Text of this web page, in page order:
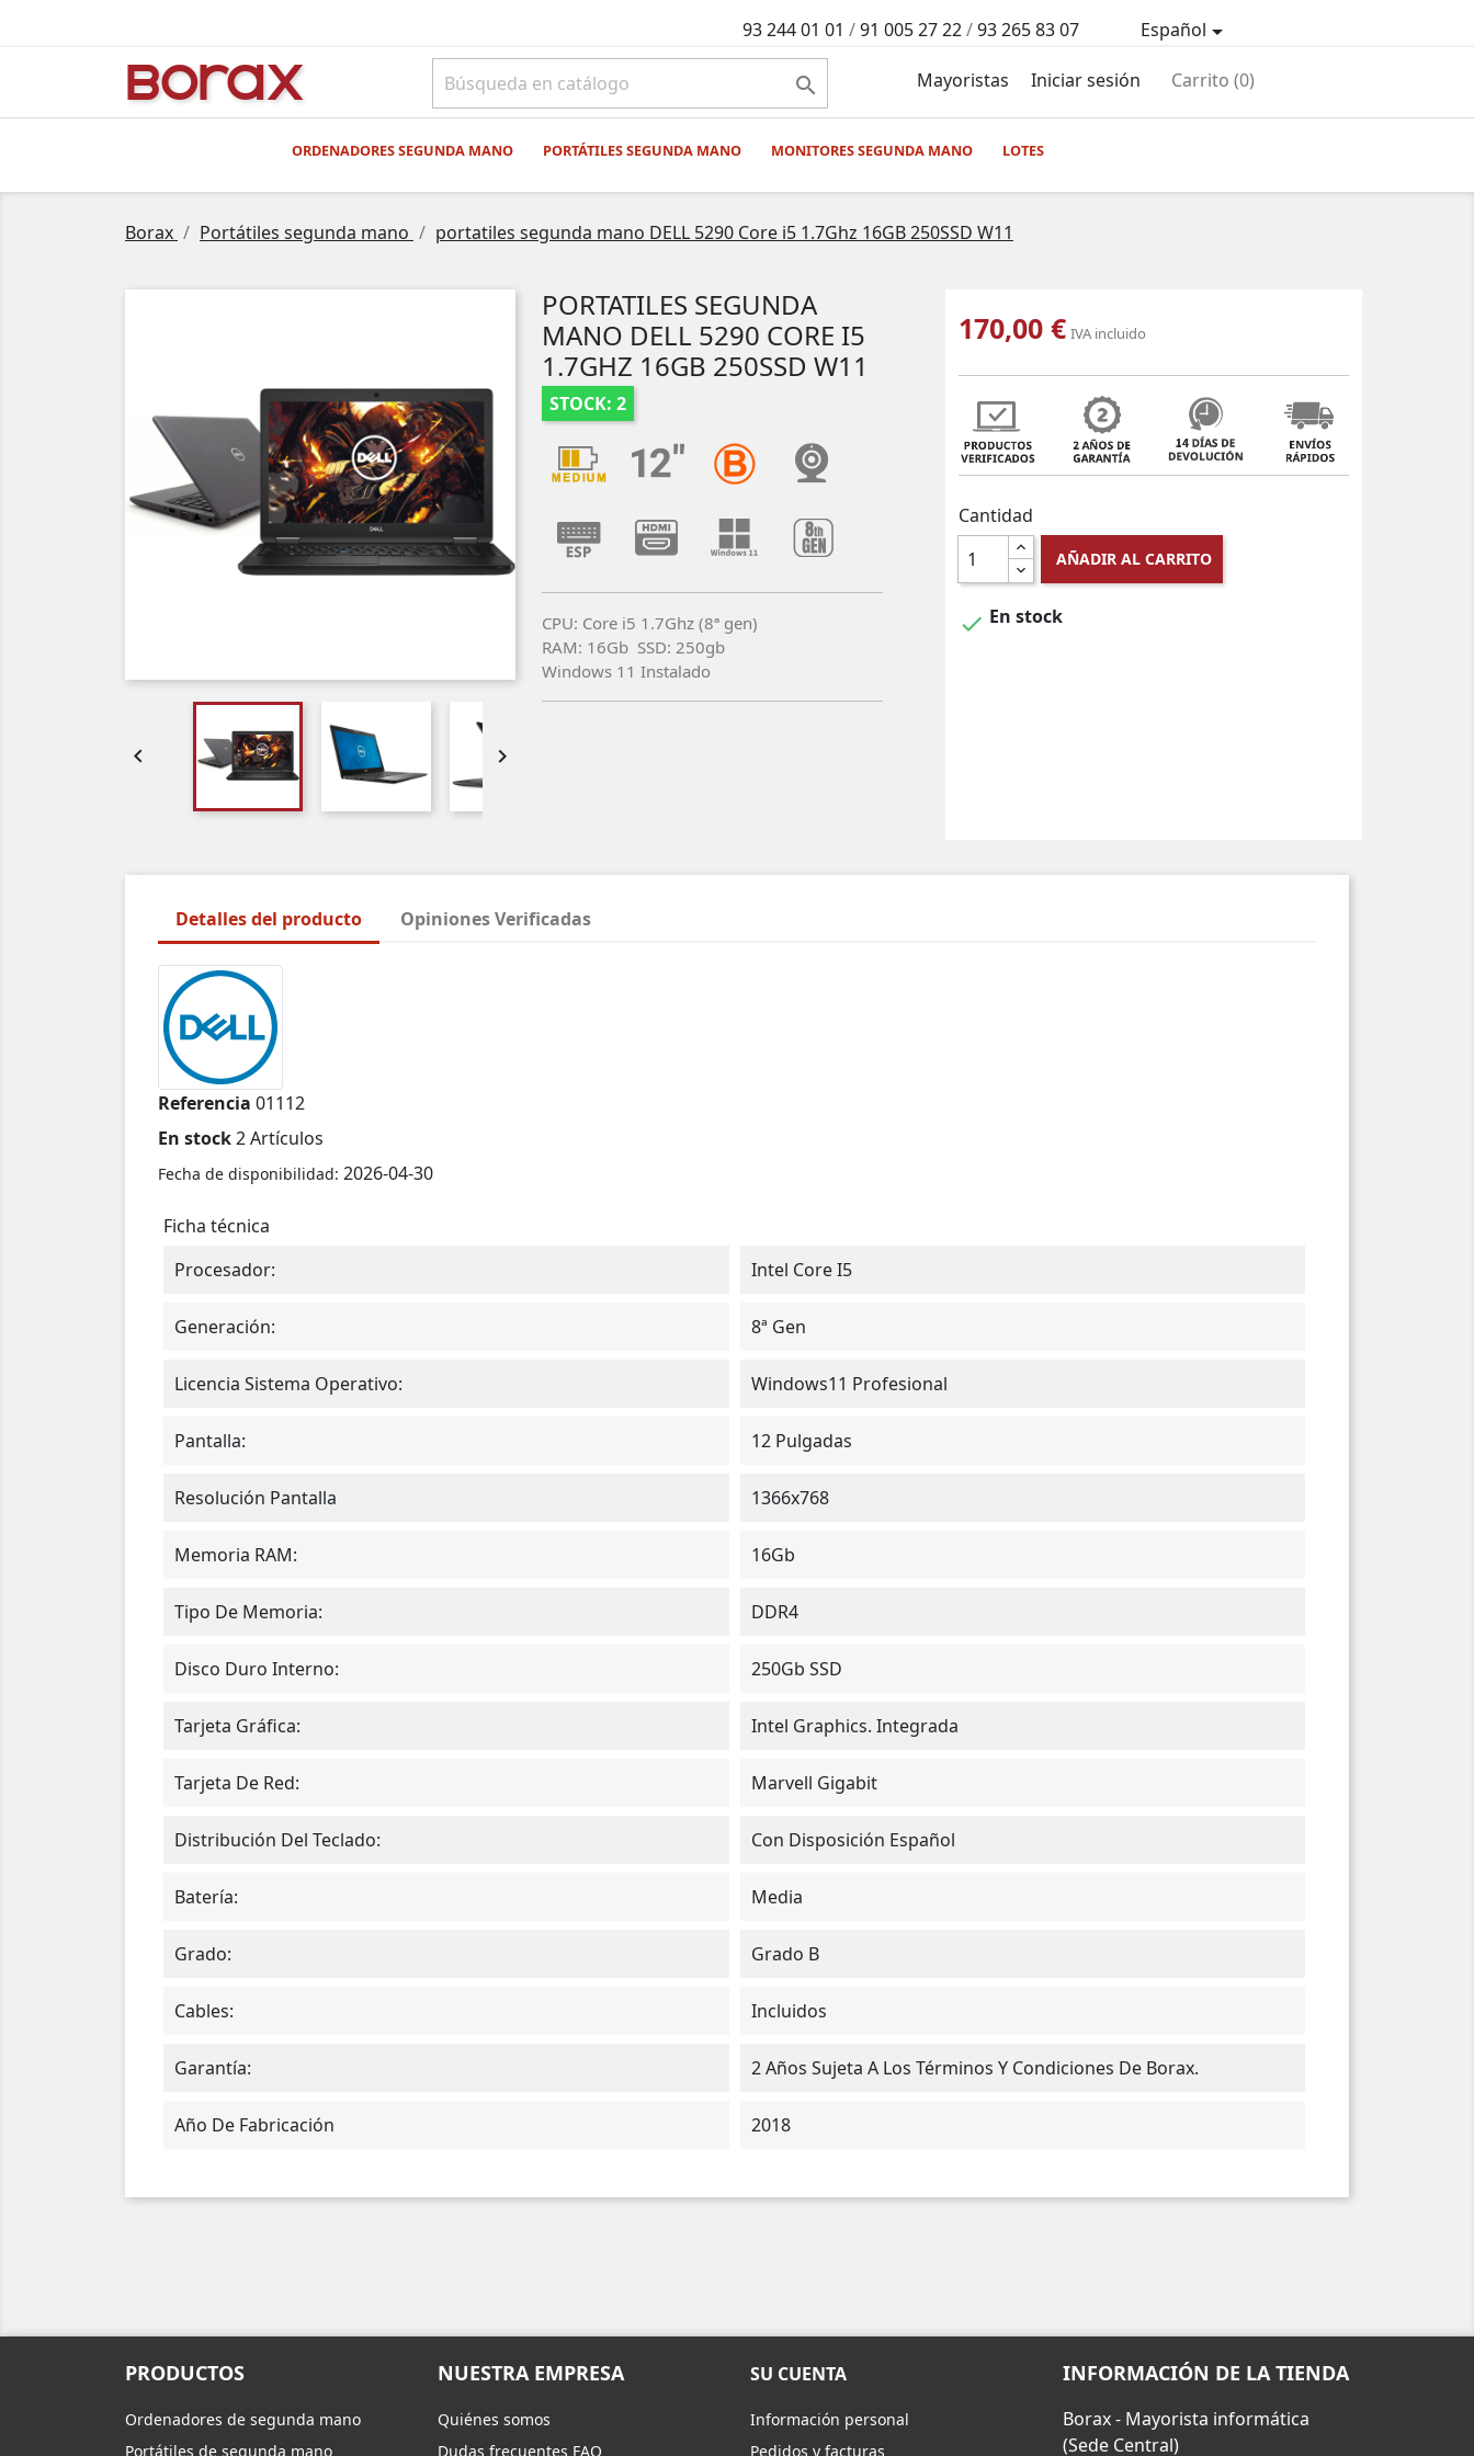
93 244 01 01 /91 005 27 22/93 265 83 07 Español
BOrAx  Mayoristas Iniciar sesión Carrito (0)
ORDENADORES SEGUNDA MANO PORTÁTILES SEGUNDA MANO MONITORES SEGUNDA MANO LOTES
Borax Portátiles segunda mano portatiles segunda mano DELL 5290 Core i5 1.7Ghz 16GB 250SSD W11
 
PORTATILES SEGUNDA
MANO DELL 5290 CORE I5
1.7GHZ 16GB 250SSD W11
STOCK: 2
CPU: Core i5 1.7Ghz (8ª gen)
RAM: 16Gb SSD: 250gb
Windows 11 Instalado
170,00 € IVA incluido
Cantidad
AÑADIR AL CARRITO
 En stock
Detalles del producto Opiniones Verificadas
Referencia 01112
En stock2 Artículos
Fecha de disponibilidad: 2026-04-30
Ficha técnica
Procesador:
Intel Core I5
Generación: 8ª Gen
Licencia Sistema Operativo: Windows11 Profesional
Pantalla: 12 Pulgadas
Resolución Pantalla 1366x768
Memoria RAM: 16Gb
Tipo De Memoria: DDR4
Disco Duro Interno: 250Gb SSD
Tarjeta Gráfica: Intel Graphics. Integrada
Tarjeta De Red: Marvell Gigabit
Distribución Del Teclado: Con Disposición Español
Batería: Media
Grado: Grado B
Cables: Incluidos
Garantía: 2 Años Sujeta A Los Términos Y Condiciones De Borax.
Año De Fabricación 2018
PRODUCTOS
Ordenadores de segunda mano
Portátiles de segunda mano
NUESTRA EMPRESA
Quiénes somos
Dudas frecuentes FAQ
SU CUENTA
Información personal
Pedidos y facturas
INFORMACIÓN DE LA TIENDA
Borax - Mayorista informática
(Sede Central)